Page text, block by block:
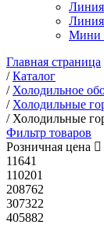
Линия
Линия
Мини
Главная страница
/Каталог
/ Холодильное
/ Холодильные
/ Холодильные
Фильтр товаров
Розничная цена
11641
110201
208762
307322
405882